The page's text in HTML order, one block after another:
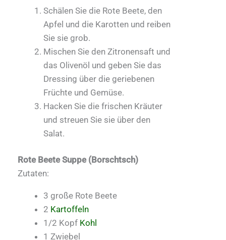
Schälen Sie die Rote Beete, den
Apfel und die Karotten und reiben
Sie sie grob.
Mischen Sie den Zitronensaft und
das Olivenöl und geben Sie das
Dressing über die geriebenen
Früchte und Gemüse.
Hacken Sie die frischen Kräuter
und streuen Sie sie über den
Salat.
Rote Beete Suppe (Borschtsch)
Zutaten:
3 große Rote Beete
2 Kartoffeln
1/2 Kopf Kohl
1 Zwiebel